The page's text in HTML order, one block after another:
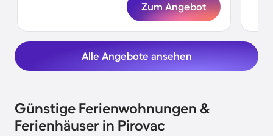
Zum Angebot
Alle Angebote ansehen
Günstige Ferienwohnungen &
Ferienhäuser in Pirovac